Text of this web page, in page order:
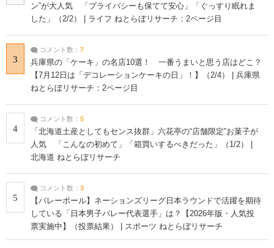
ン”が大人気 「プライバシーも保てて安心」「ぐっすり眠れま
した」（2/2） | ライフ ねとらぼリサーチ：2ページ目
3
コメント数： 7
兵庫県の「ケーキ」の名店10選！ 一番うまいと思う店はどこ？
【7月12日は「デコレーションケーキの日」！】（2/4） | 兵庫県
ねとらぼリサーチ：2ページ目
4
コメント数： 5
「北海道土産としてもセンス抜群」六花亭の“店舗限定”お菓子が
人気 「こんなの初めて」「箱買いするべきだった」（1/2） |
北海道 ねとらぼリサーチ
5
コメント数： 3
【バレーボール】ネーションズリーグ日本ラウンドで活躍を期待
している「日本男子バレー代表選手」は？【2026年版・人気投
票実施中】（投票結果） | スポーツ ねとらぼリサーチ